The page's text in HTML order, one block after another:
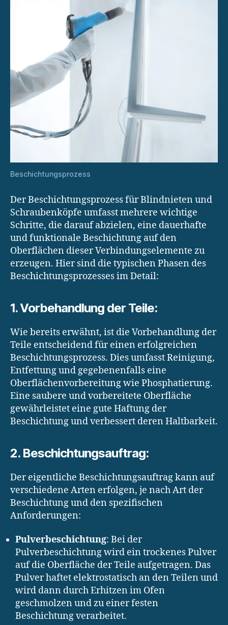
Beschichtungsprozess
Der Beschichtungsprozess für Blindnieten und
Schraubenköpfe umfasst mehrere wichtige
Schritte, die darauf abzielen, eine dauerhafte
und funktionale Beschichtung auf den
Oberflächen dieser Verbindungselemente zu
erzeugen. Hier sind die typischen Phasen des
Beschichtungsprozesses im Detail:
1. Vorbehandlung der Teile:
Wie bereits erwähnt, ist die Vorbehandlung der
Teile entscheidend für einen erfolgreichen
Beschichtungsprozess. Dies umfasst Reinigung,
Entfettung und gegebenenfalls eine
Oberflächenvorbereitung wie Phosphatierung.
Eine saubere und vorbereitete Oberfläche
gewährleistet eine gute Haftung der
Beschichtung und verbessert deren Haltbarkeit.
2. Beschichtungsauftrag:
Der eigentliche Beschichtungsauftrag kann auf
verschiedene Arten erfolgen, je nach Art der
Beschichtung und den spezifischen
Anforderungen:
Pulverbeschichtung: Bei der
Pulverbeschichtung wird ein trockenes Pulver
auf die Oberfläche der Teile aufgetragen. Das
Pulver haftet elektrostatisch an den Teilen und
wird dann durch Erhitzen im Ofen
geschmolzen und zu einer festen
Beschichtung verarbeitet.